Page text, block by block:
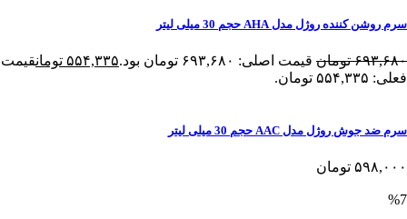
سرم روشن کننده روژل مدل AHA حجم 30 میلی لیتر
۶۹۳,۶۸۰ تومان قیمت اصلی: ۶۹۳,۶۸۰ تومان بود. ۵۵۴,۳۳۵ تومانقیمت
فعلی: ۵۵۴,۳۳۵ تومان.
سرم ضد جوش روژل مدل AAC حجم 30 میلی لیتر
۵۹۸,۰۰۰ تومان
%7